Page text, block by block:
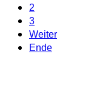
2
3
Weiter
Ende